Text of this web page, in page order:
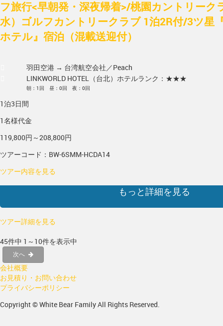
フ旅行<早朝発・深夜帰着>/桃園カントリーク
水）ゴルフカントリークラブ 1泊2R付/3ツ星
ホテル』宿泊（混載送迎付）
羽田空港 → 台湾航空会社／Peach
LINKWORLD HOTEL（台北） ホテルランク：★★★
朝：1回 昼：0回 夜：0回
1泊3日間
1名様代金
119,800円～208,800円
ツアーコード：BW-6SMM-HCDA14
ツアー内容を見る
もっと詳細を見る
ツアー詳細を見る
45件中 1～10件を表示中
次へ
会社概要
お見積り・お問い合わせ
プライバシーポリシー
Copyright © White Bear Family All Rights Reserved.